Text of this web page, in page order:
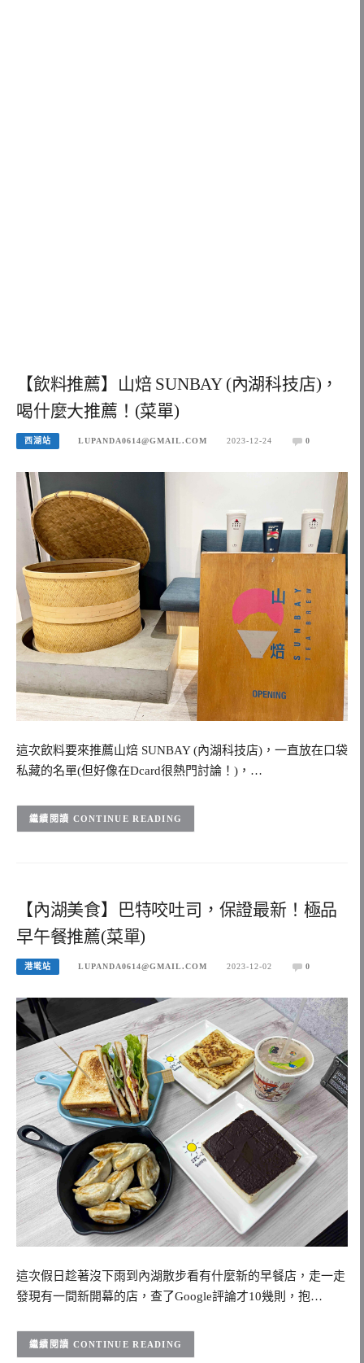
【飲料推薦】山焙 SUNBAY (內湖科技店)，
喝什麼大推薦！(菜單)
西湖站 LUPANDA0614@GMAIL.COM 2023-12-24 0
這次飲料要來推薦山焙 SUNBAY (內湖科技店)，一直放在口袋
私藏的名單(但好像在Dcard很熱門討論！)，…
CONTINUE READING
【內湖美食】巴特咬吐司，保證最新！極品
早午餐推薦(菜單)
港墘站 LUPANDA0614@GMAIL.COM 2023-12-02 0
這次假日趁著沒下雨到內湖散步看有什麼新的早餐店，走一走
發現有一間新開幕的店，查了Google評論才10幾則，抱…
CONTINUE READING